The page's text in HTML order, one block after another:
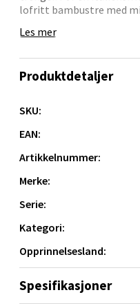
lofritt bambustre med
Les mer
Produktdetaljer
SKU:
EAN:
Artikkelnummer:
Merke:
Serie:
Kategori:
Opprinnelsesland:
Spesifikasjoner
Åpent i dag 10-20
0 i butikk
Narvik - Thon
Bolagsgata 1, 8514
Åpent i dag 10-20